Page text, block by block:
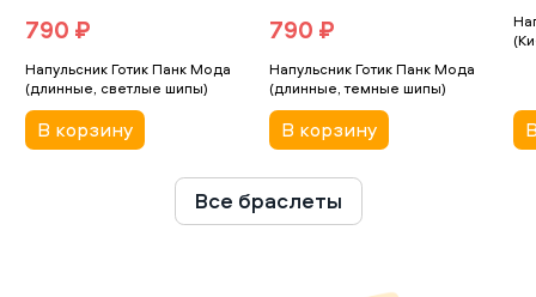
790 ₽
Напульсник Готик Панк Мода
(длинные, светлые шипы)
В корзину
790 ₽
Напульсник Готик Панк Мода
(длинные, темные шипы)
В корзину
Все браслеты